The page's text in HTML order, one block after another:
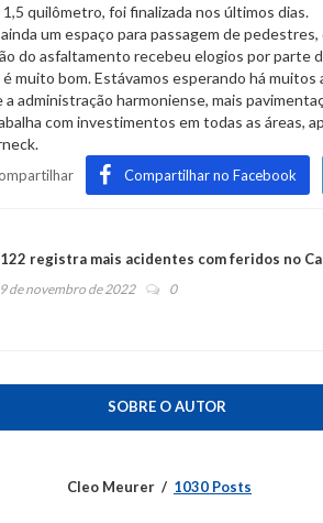
1,5 quilômetro, foi finalizada nos últimos dias.
ainda um espaço para passagem de
do asfaltamento recebeu elogios por parte
é muito bom. Estávamos esperando há
administração harmoniense, mais
com investimentos em todas as áreas,
Compartilhar no Facebook
122 registra mais acidentes com feridos no
9 de novembro de 2022 0
SOBRE O AUTOR
Cleo Meurer 1030 Posts